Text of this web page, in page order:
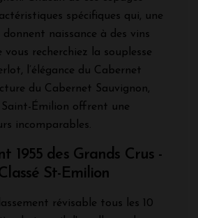
spécifiques qui, une
donnent naissance à des vins
vous recherchiez la souplesse
l’élégance du Cabernet
du Cabernet Sauvignon,
Saint-Émilion offrent une
incomparables.
1955 des Grands Crus -
St-Emilion
révisable tous les 10